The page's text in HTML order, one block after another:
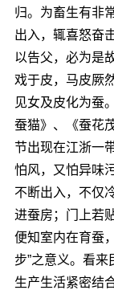
归。为畜生有非
出入，辄喜怒奋
以告父，必为是
戏于皮，马皮厥
见女及皮化为蚕
蚕猫》、《蚕花
节出现在江浙一
怕风，又怕异味
不断出入，不仅
进蚕房；门上若
便知室内在育蚕
步”之意义。看
生产生活紧密结